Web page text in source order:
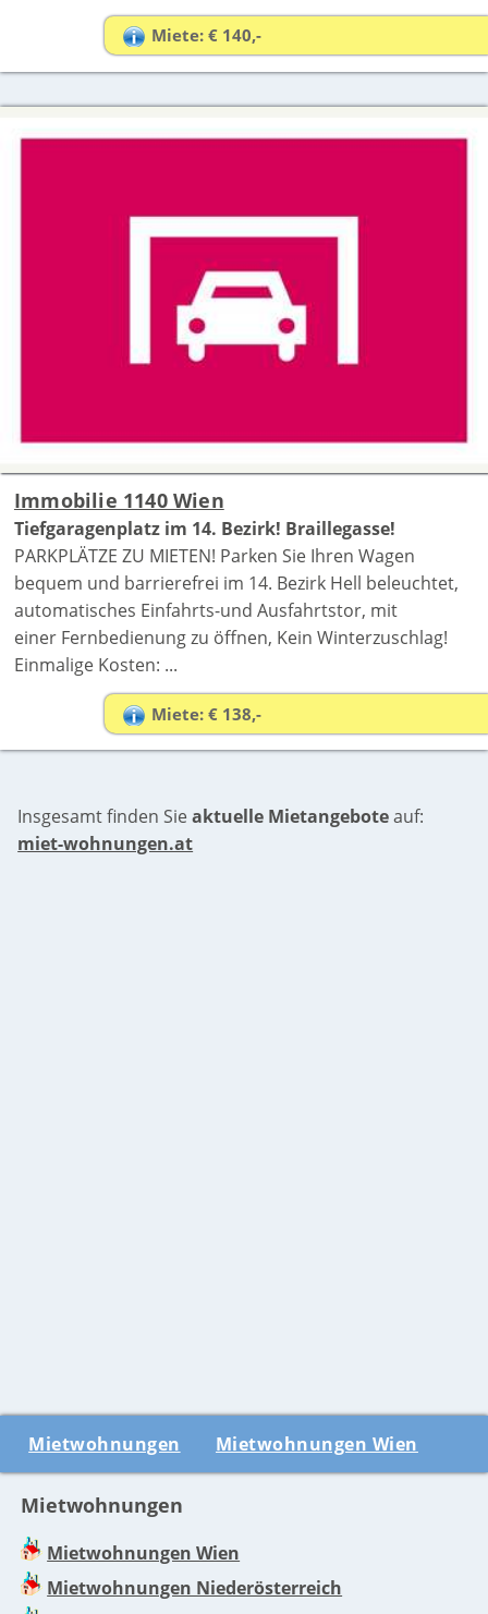
Miete: € 140,-
Immobilie 1140 Wien
Tiefgaragenplatz im 14. Bezirk! Braillegasse!
PARKPLÄTZE ZU MIETEN! Parken Sie Ihren Wagen
bequem und barrierefrei im 14. Bezirk Hell beleuchtet,
automatisches Einfahrts-und Ausfahrtstor, mit
einer Fernbedienung zu öffnen, Kein Winterzuschlag!
Einmalige Kosten: ...
Miete: € 138,-
Insgesamt finden Sieaktuelle Mietangeboteauf:
miet-wohnungen.at
Mietwohnungen Mietwohnungen Wien
Mietwohnungen
Mietwohnungen Wien
Mietwohnungen Niederösterreich